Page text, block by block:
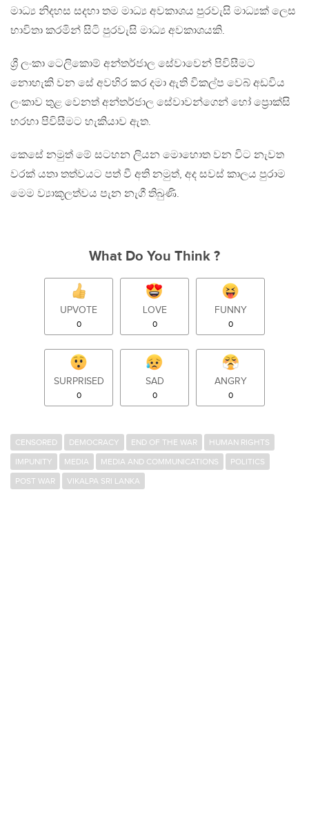
මාධ්‍ය නිදහස සදහා තම මාධ්‍ය අවකාශය පුරවැසි මාධ්‍යක් ලෙස
භාවිතා කරමින් සිටි පුරවැසි මාධ්‍ය අවකාශයකි.
ශ්‍රී ලංකා ටෙලිකොම් අන්තර්ජාල සේවාවෙන් පිවිසීමට
නොහැකි වන සේ අවහිර කර දමා ඇති විකල්ප වෙබ් අඩවිය
ලංකාව තුළ වෙනත් අන්තර්ජාල සේවාවන්ගෙන් හෝ ප්‍රොක්සි
හරහා පිවිසීමට හැකියාව ඇත.
කෙසේ නමුත් මේ සටහන ලියන මෙ‍ාහොත වන විට නැවත
වරක් යතා‍ තත්වයට පත් වී අති නමුත්, අද සවස් කාලය පුරාම
මෙම ව්‍යාකූලත්වය පැන නැගී තිබුණි.
What Do You Think ?
UPVOTE
0
LOVE
0
FUNNY
0
SURPRISED
0
SAD
0
ANGRY
0
CENSORED DEMOCRACY END OF THE WAR
HUMAN RIGHTS
IMPUNITY
MEDIA MEDIA AND COMMUNICATIONS
POLITICS
POST WAR
VIKALPA SRI LANKA